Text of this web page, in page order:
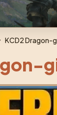
KCD2 Dragon-